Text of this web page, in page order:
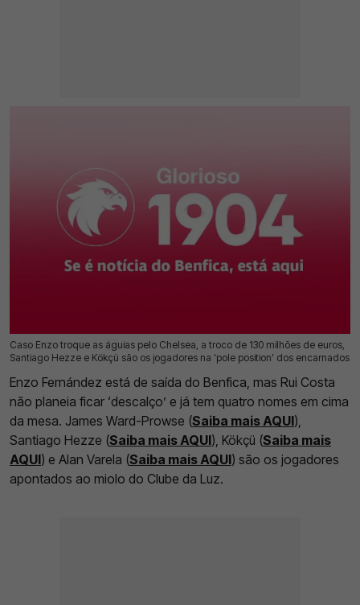
Caso Enzo troque as águias pelo Chelsea, a troco de 130 milhões de euros,
Santiago Hezze e Kökçü são os jogadores na ‘pole position’ dos encarnados
31 Jan 2023 | 09:30 | 0
Enzo Fernández está de saída do Benfica, mas Rui Costa
não planeia ficar ‘descalço’ e já tem quatro nomes em cima
da mesa. James Ward-Prowse (Saiba mais AQUI),
Santiago Hezze (Saiba mais AQUI), Kökçü (Saiba mais
AQUI) e Alan Varela (Saiba mais AQUI) são os jogadores
apontados ao miolo do Clube da Luz.